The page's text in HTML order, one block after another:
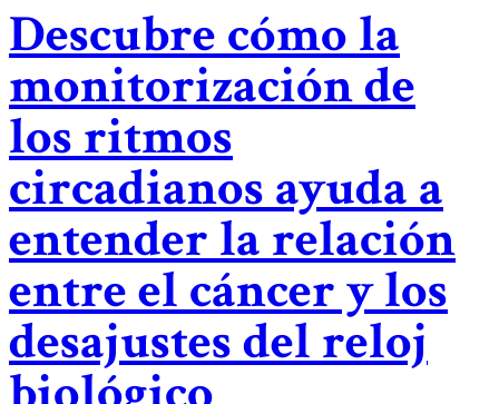
Descubre cómo la
monitorización de
los ritmos
circadianos ayuda a
entender la relación
entre el cáncer y los
desajustes del reloj